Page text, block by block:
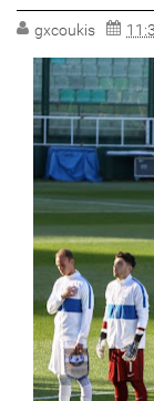
gxcoukis